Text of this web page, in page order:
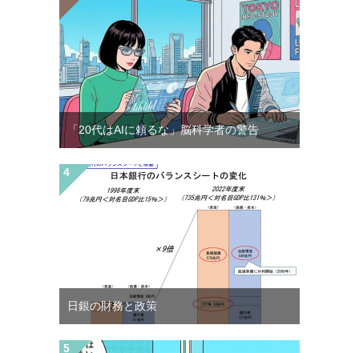
「20代はAIに頼るな」脳科学者の警告
日銀の財務と政策